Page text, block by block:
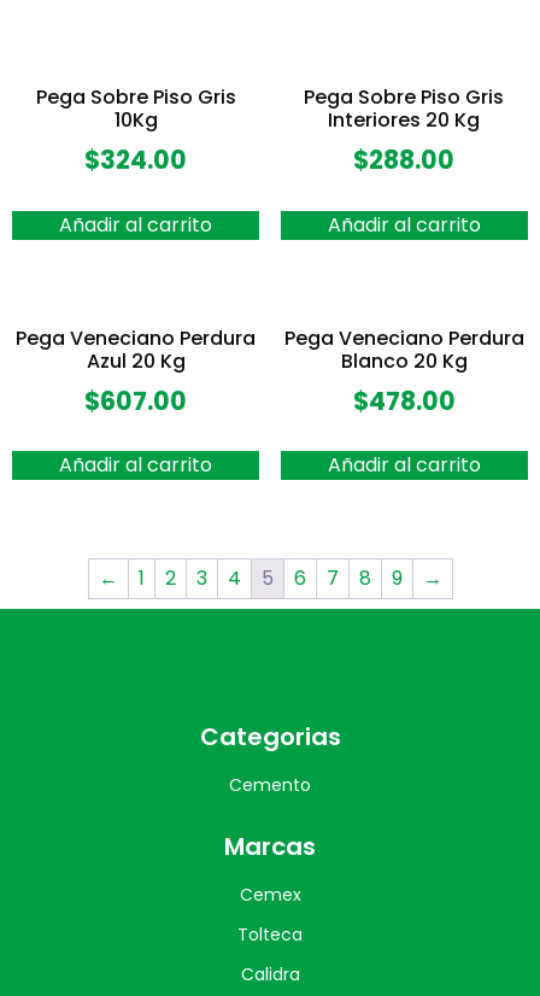
Pega Sobre Piso Gris
10Kg
$324.00
Añadir al carrito
Pega Sobre Piso Gris
Interiores 20 Kg
$288.00
Añadir al carrito
Pega Veneciano Perdura
Azul 20 Kg
$607.00
Añadir al carrito
Pega Veneciano Perdura
Blanco 20 Kg
$478.00
Añadir al carrito
← 1 2 3 4 5 6 7 8 9 →
Categorias
Cemento
Marcas
Cemex
Tolteca
Calidra